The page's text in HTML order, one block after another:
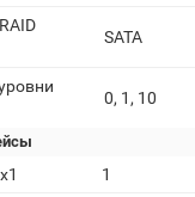
SATA
0, 1, 10
1